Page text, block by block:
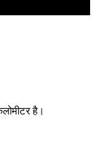
है।